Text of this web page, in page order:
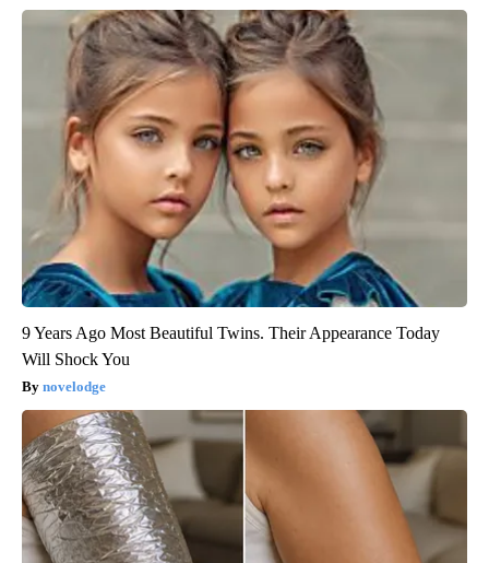
9 Years Ago Most Beautiful Twins. Their Appearance Today
Will Shock You
novelodge